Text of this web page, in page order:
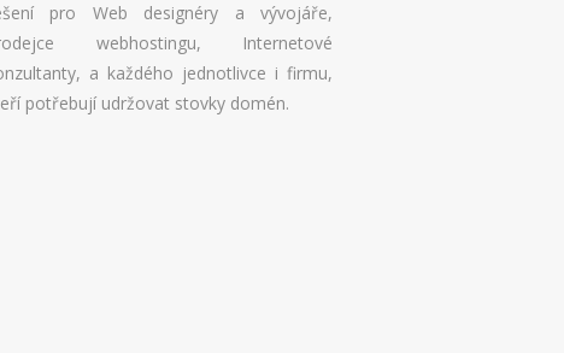
pro Web designéry a vývojáře,
webhostingu, Internetové
a každého jednotlivce i firmu,
potřebují udržovat stovky domén.